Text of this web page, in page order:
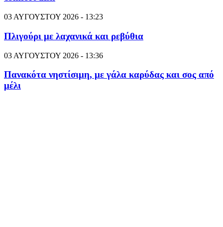
03 ΑΥΓΟΥΣΤΟΥ 2026 - 13:23
Πλιγούρι με λαχανικά και ρεβύθια
03 ΑΥΓΟΥΣΤΟΥ 2026 - 13:36
Πανακότα νηστίσιμη, με γάλα καρύδας και σος από
μέλι